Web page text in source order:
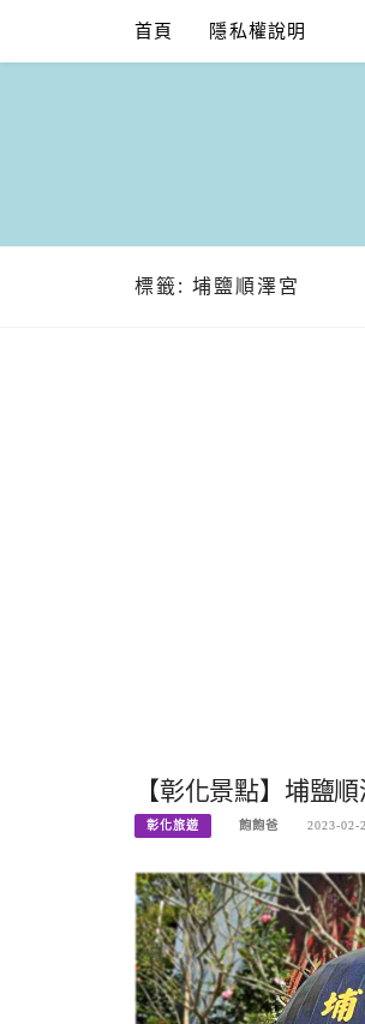
content
首頁 隱私權說明
標籤: 埔鹽順澤宮
【彰化景點】埔鹽
彰化旅遊 飽飽爸 2023-02-